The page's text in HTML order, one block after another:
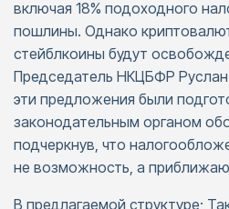
включая 18% подоходного
пошлины. Однако
стейблкоины будут
Председатель НКЦБФР
эти предложения были
законодательным органом
подчеркнув, что
не возможность, а
В предлагаемой структуре;